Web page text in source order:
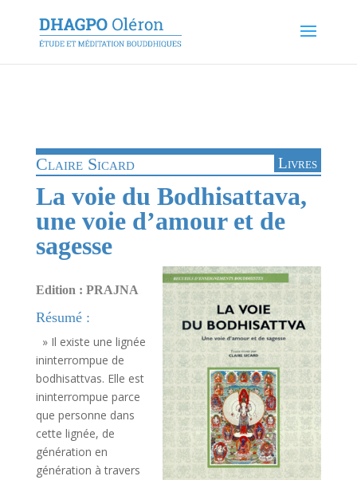
Claire Sicard Livres
La voie du Bodhisattava,
une voie d’amour et de
sagesse
Edition : PRAJNA
Résumé :
» Il existe une lignée
ininterrompue de
bodhisattvas. Elle est
ininterrompue parce
que personne dans
cette lignée, de
génération en
génération à travers